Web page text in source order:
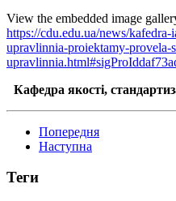
View the embedded image
https://cdu.edu.ua/news/
upravlinnia-proiektamy-provela-
Кафедра якості,
Попередня
Наступна
Теги